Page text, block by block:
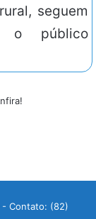
seguem
o público
- Contato: (82)